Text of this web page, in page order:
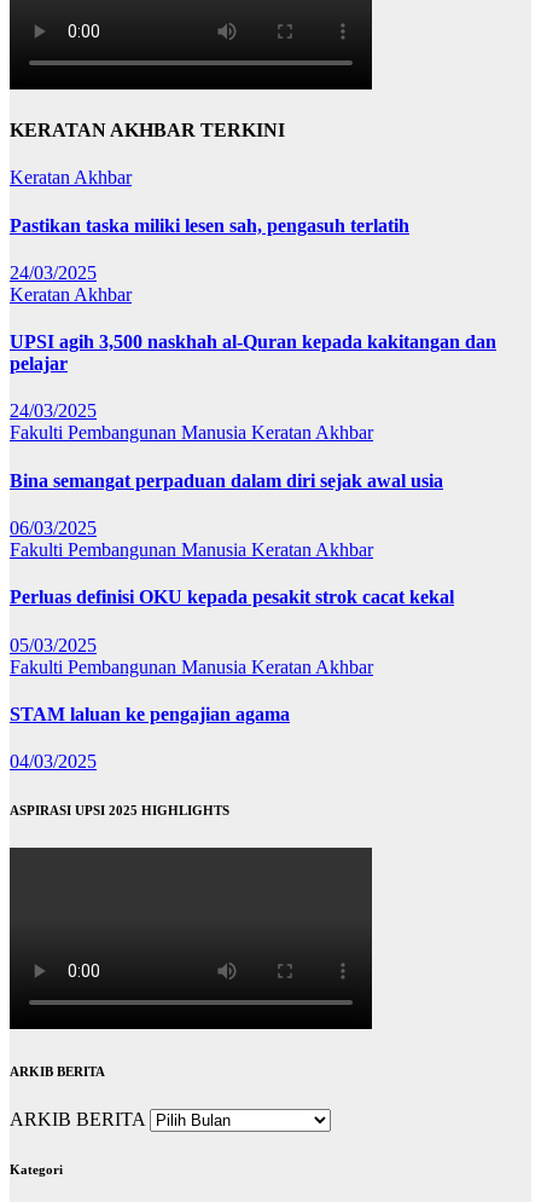
KERATAN AKHBAR TERKINI
Keratan Akhbar
Pastikan taska miliki lesen sah, pengasuh terlatih
24/03/2025
Keratan Akhbar
UPSI agih 3,500 naskhah al-Quran kepada kakitangan dan
pelajar
24/03/2025
Fakulti Pembangunan Manusia Keratan Akhbar
Bina semangat perpaduan dalam diri sejak awal usia
06/03/2025
Fakulti Pembangunan Manusia Keratan Akhbar
Perluas definisi OKU kepada pesakit strok cacat kekal
05/03/2025
Fakulti Pembangunan Manusia Keratan Akhbar
STAM laluan ke pengajian agama
04/03/2025
ASPIRASI UPSI 2025 HIGHLIGHTS
ARKIB BERITA
ARKIB BERITA
Kategori